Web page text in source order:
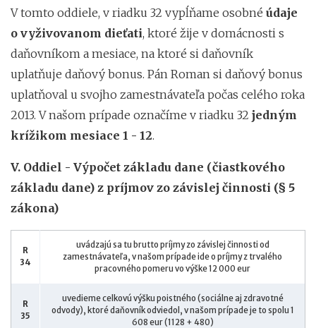
V tomto oddiele, v riadku 32 vypĺňame osobné údaje
o vyživovanom dieťati, ktoré žije v domácnosti s
daňovníkom a mesiace, na ktoré si daňovník
uplatňuje daňový bonus. Pán Roman si daňový bonus
uplatňoval u svojho zamestnávateľa počas celého roka
2013. V našom prípade označíme v riadku 32 jedným
krížikom mesiace 1 - 12.
V. Oddiel - Výpočet základu dane (čiastkového
základu dane) z príjmov zo závislej činnosti (§ 5
zákona)
R
34
uvádzajú sa tu brutto príjmy zo závislej činnosti od
zamestnávateľa, v našom prípade ide o príjmy z trvalého
pracovného pomeru vo výške 12 000 eur
R
35
uvedieme celkovú výšku poistného (sociálne aj zdravotné
odvody), ktoré daňovník odviedol, v našom prípade je to spolu 1
608 eur (1128 + 480)